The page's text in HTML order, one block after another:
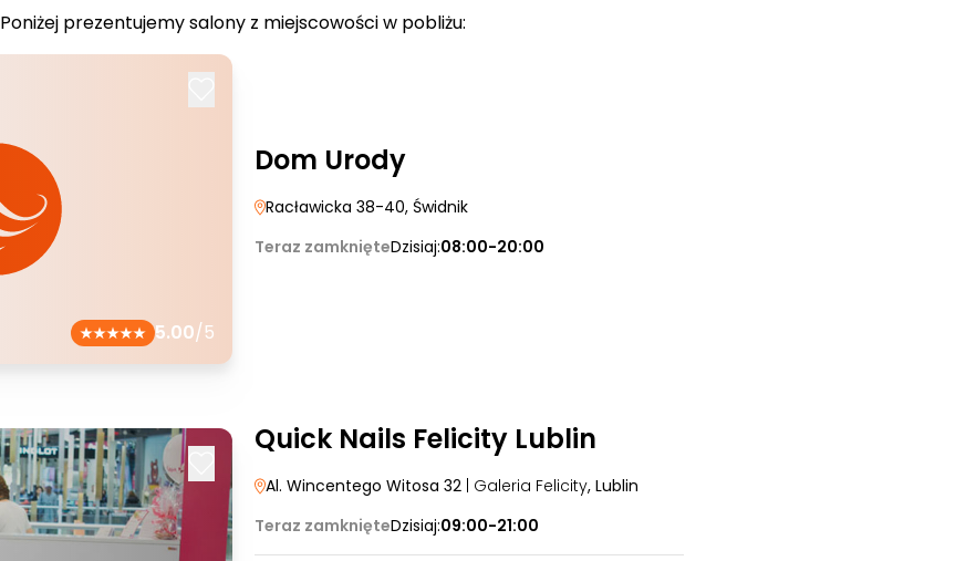
Poniżej prezentujemy salony z miejscowości w pobliżu:
5.00/5
Dom Urody
Racławicka 38-40, Świdnik
Teraz zamknięteDzisiaj:08:00-20:00
Quick Nails Felicity Lublin
Al. Wincentego Witosa 32 | Galeria Felicity, Lublin
Teraz zamknięteDzisiaj:09:00-21:00